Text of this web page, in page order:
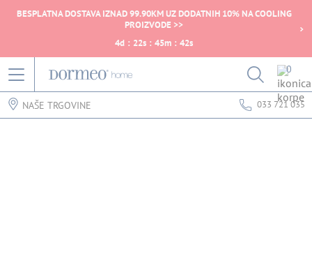
BESPLATNA DOSTAVA IZNAD 99.90KM UZ DODATNIH 10% NA COOLING
PROIZVODE >>
4d : 22s : 45m : 42s
0
NAŠE TRGOVINE 033 721 035